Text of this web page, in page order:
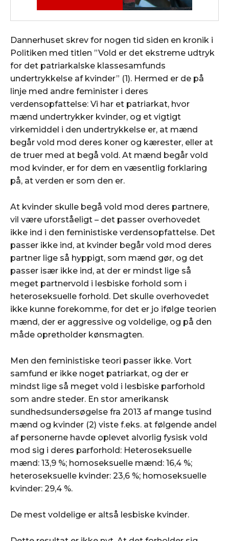
Dannerhuset skrev for nogen tid siden en kronik i
Politiken med titlen ”Vold er det ekstreme udtryk
for det patriarkalske klassesamfunds
undertrykkelse af kvinder” (1). Hermed er de på
linje med andre feminister i deres
verdensopfattelse: Vi har et patriarkat, hvor
mænd undertrykker kvinder, og et vigtigt
virkemiddel i den undertrykkelse er, at mænd
begår vold mod deres koner og kærester, eller at
de truer med at begå vold. At mænd begår vold
mod kvinder, er for dem en væsentlig forklaring
på, at verden er som den er.
At kvinder skulle begå vold mod deres partnere,
vil være uforståeligt – det passer overhovedet
ikke ind i den feministiske verdensopfattelse. Det
passer ikke ind, at kvinder begår vold mod deres
partner lige så hyppigt, som mænd gør, og det
passer især ikke ind, at der er mindst lige så
meget partnervold i lesbiske forhold som i
heteroseksuelle forhold. Det skulle overhovedet
ikke kunne forekomme, for det er jo ifølge teorien
mænd, der er aggressive og voldelige, og på den
måde opretholder kønsmagten.
Men den feministiske teori passer ikke. Vort
samfund er ikke noget patriarkat, og der er
mindst lige så meget vold i lesbiske parforhold
som andre steder. En stor amerikansk
sundhedsundersøgelse fra 2013 af mange tusind
mænd og kvinder (2) viste f.eks. at følgende andel
af personerne havde oplevet alvorlig fysisk vold
mod sig i deres parforhold: Heteroseksuelle
mænd: 13,9 %; homoseksuelle mænd: 16,4 %;
heteroseksuelle kvinder: 23,6 %; homoseksuelle
kvinder: 29,4 %.
De mest voldelige er altså lesbiske kvinder.